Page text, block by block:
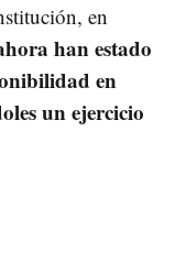
en
han estado
en
un ejercicio